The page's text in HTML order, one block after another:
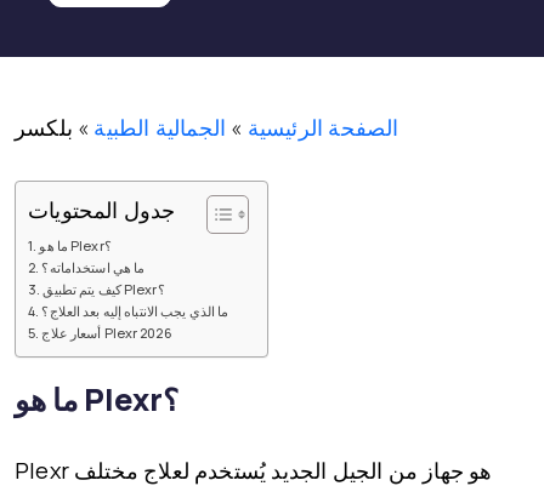
الصفحة الرئيسية » الجمالية الطبية » بلكسر
جدول المحتويات
ما هو Plexr؟
ما هي استخداماته؟
كيف يتم تطبيق Plexr؟
ما الذي يجب الانتباه إليه بعد العلاج؟
أسعار علاج Plexr 2026
ما هو Plexr؟
Plexrهو جهاز من الجيل الجديد يُستخدم لعلاج مختلف